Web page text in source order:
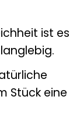
ist es
Stück eine